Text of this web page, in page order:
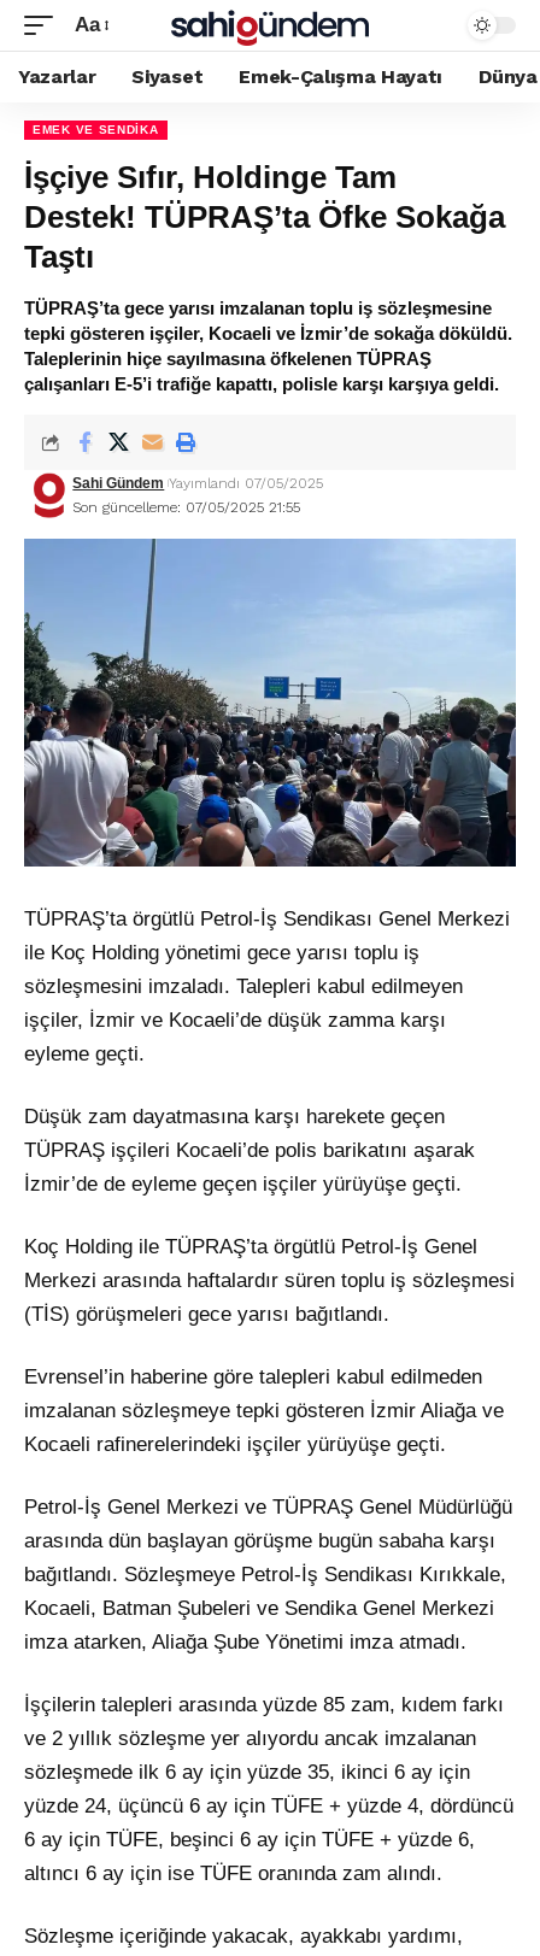
Aa
Yazarlar Siyaset Emek-Çalışma Hayatı Dünya
EMEK VE SENDIKA
İşçiye Sıfır, Holdinge Tam
Destek! TÜPRAŞ’ta Öfke Sokağa
Taştı
TÜPRAŞ’ta gece yarısı imzalanan toplu iş sözleşmesine
tepki gösteren işçiler, Kocaeli ve İzmir’de sokağa döküldü.
Taleplerinin hiçe sayılmasına öfkelenen TÜPRAŞ
çalışanları E-5’i trafiğe kapattı, polisle karşı karşıya geldi.
Son güncelleme: 07/05/2025 21:55
Sahi Gündem Yayımlandı 07/05/2025
TÜPRAŞ’ta örgütlü Petrol-İş Sendikası Genel Merkezi
ile Koç Holding yönetimi gece yarısı toplu iş
sözleşmesini imzaladı. Talepleri kabul edilmeyen
işçiler, İzmir ve Kocaeli’de düşük zamma karşı
eyleme geçti.
Düşük zam dayatmasına karşı harekete geçen
TÜPRAŞ işçileri Kocaeli’de polis barikatını aşarak
İzmir’de de eyleme geçen işçiler yürüyüşe geçti.
Koç Holding ile TÜPRAŞ’ta örgütlü Petrol-İş Genel
Merkezi arasında haftalardır süren toplu iş sözleşmesi
(TİS) görüşmeleri gece yarısı bağıtlandı.
Evrensel’in haberine göre talepleri kabul edilmeden
imzalanan sözleşmeye tepki gösteren İzmir Aliağa ve
Kocaeli rafinerelerindeki işçiler yürüyüşe geçti.
Petrol-İş Genel Merkezi ve TÜPRAŞ Genel Müdürlüğü
arasında dün başlayan görüşme bugün sabaha karşı
bağıtlandı. Sözleşmeye Petrol-İş Sendikası Kırıkkale,
Kocaeli, Batman Şubeleri ve Sendika Genel Merkezi
imza atarken, Aliağa Şube Yönetimi imza atmadı.
İşçilerin talepleri arasında yüzde 85 zam, kıdem farkı
ve 2 yıllık sözleşme yer alıyordu ancak imzalanan
sözleşmede ilk 6 ay için yüzde 35, ikinci 6 ay için
yüzde 24, üçüncü 6 ay için TÜFE + yüzde 4, dördüncü
6 ay için TÜFE, beşinci 6 ay için TÜFE + yüzde 6,
altıncı 6 ay için ise TÜFE oranında zam alındı.
Sözleşme içeriğinde yakacak, ayakkabı yardımı,